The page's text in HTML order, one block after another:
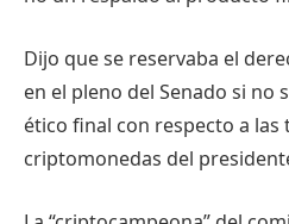
Dijo que se reservaba el
en el pleno del Senado si no
ético final con respecto a las
criptomonedas del